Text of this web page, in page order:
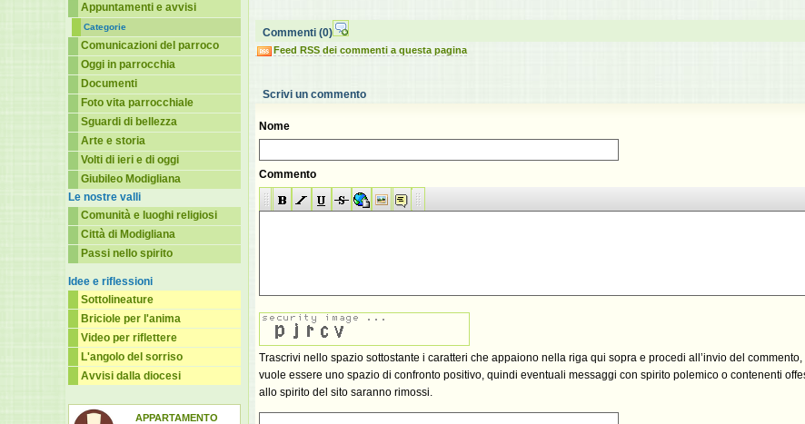
Appuntamenti e avvisi
Categorie
Comunicazioni del parroco
Oggi in parrocchia
Documenti
Foto vita parrocchiale
Sguardi di bellezza
Arte e storia
Volti di ieri e di oggi
Giubileo Modigliana
Le nostre valli
Comunità e luoghi religiosi
Città di Modigliana
Passi nello spirito
Idee e riflessioni
Sottolineature
Briciole per l'anima
Video per riflettere
L'angolo del sorriso
Avvisi dalla diocesi
APPARTAMENTO
Commenti (0)
Feed RSS dei commenti a questa pagina
Scrivi un commento
Nome
Commento
Trascrivi nello spazio sottostante i caratteri che appaiono nella riga qui sopra e procedi all’invio del
vuole essere uno spazio di confronto positivo, quindi eventuali messaggi con spirito polemico o contenenti
allo spirito del sito saranno rimossi.